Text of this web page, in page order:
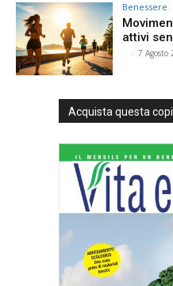
Benessere
attivi
- 7 Agosto
Acquista questa